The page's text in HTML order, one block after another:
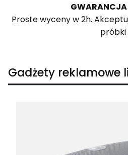
GWARANCJA
Proste wyceny w 2h.
próbki
Gadżety reklamowe